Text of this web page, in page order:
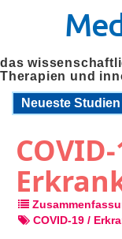
das
Therapien und
Neueste Studien
COPD und
COVID-19 /